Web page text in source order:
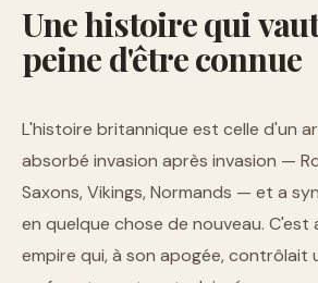
Unehistoirequivaut
peined'êtreconnue
L'histoire britannique est celle d'un
absorbé invasion après invasion —
Saxons, Vikings, Normands — et a
en quelque chose de nouveau. C'est
empire qui, à son apogée, contrôlait